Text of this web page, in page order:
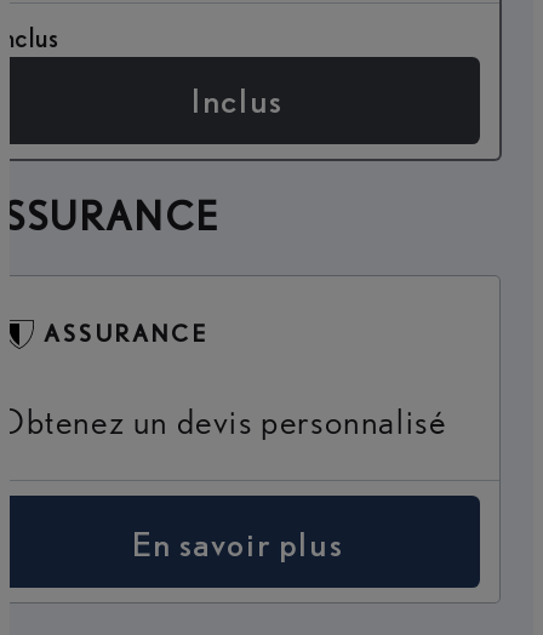
Inclus
ASSURANCE
un devis personnalisé
En savoir plus